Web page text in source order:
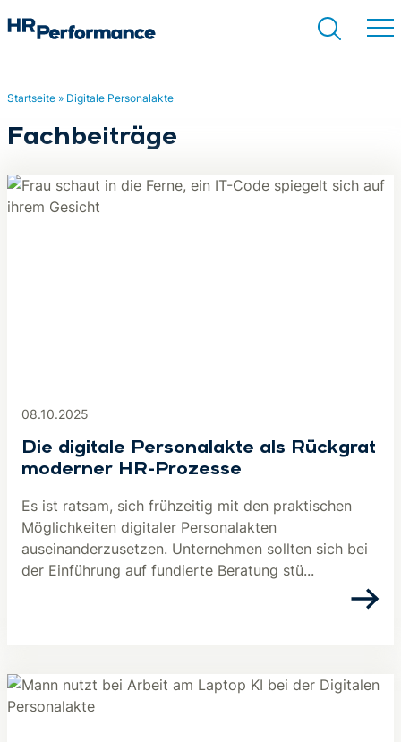
Suchen
Startseite » Digitale Personalakte
Fachbeiträge
08.10.2025
Die digitale Personalakte als Rückgrat
moderner HR-Prozesse
Es ist ratsam, sich frühzeitig mit den praktischen
Möglichkeiten digitaler Personalakten
auseinanderzusetzen. Unternehmen sollten sich bei
der Einführung auf fundierte Beratung stü...